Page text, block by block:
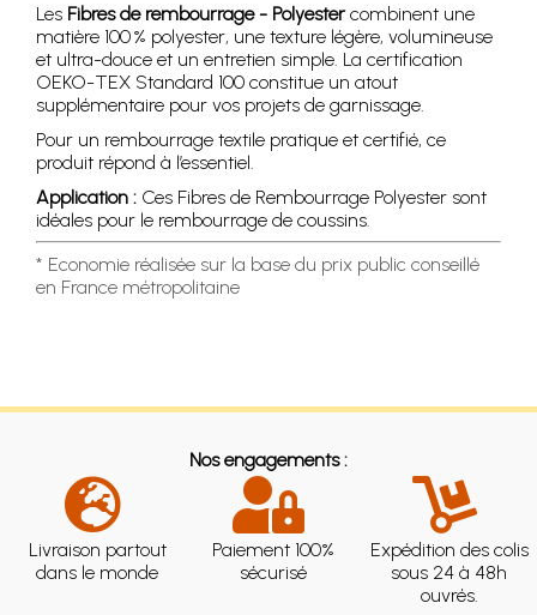
Les Fibres de rembourrage - Polyestercombinent une
matière 100 % polyester, une texture légère, volumineuse
et ultra-douce et un entretien simple. La certification
OEKO-TEX Standard 100 constitue un atout
supplémentaire pour vos projets de garnissage.
Pour un rembourrage textile pratique et certifié, ce
produit répond à l’essentiel.
Application : Ces Fibres de Rembourrage Polyester sont
idéales pour le rembourrage de coussins.
* Economie réalisée sur la base du prix public conseillé
en France métropolitaine
Nos engagements :
Livraison partout
dans le monde
Paiement 100%
sécurisé
Expédition des colis
sous 24 à 48h
ouvrés.